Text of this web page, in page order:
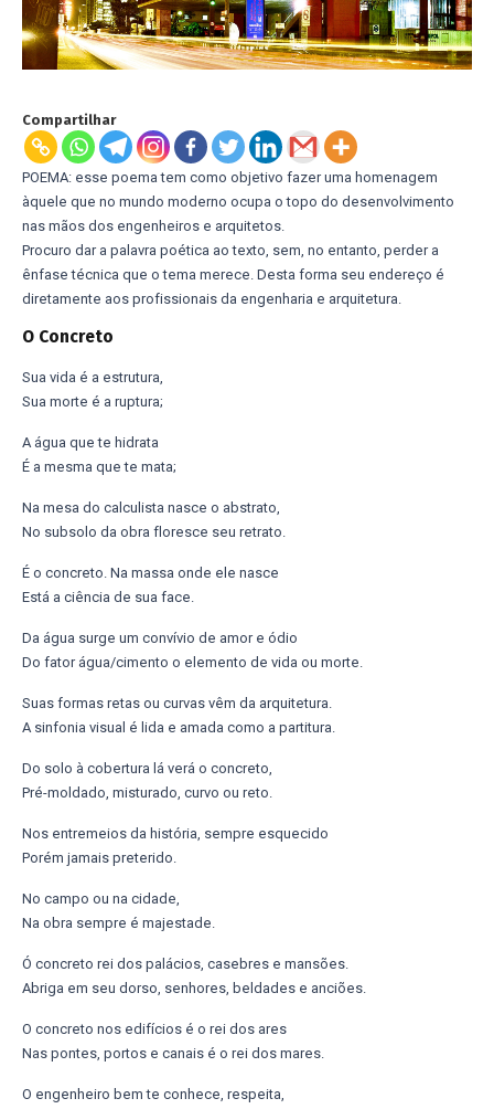
Compartilhar
POEMA: esse poema tem como objetivo fazer uma homenagem
àquele que no mundo moderno ocupa o topo do desenvolvimento
nas mãos dos engenheiros e arquitetos.
Procuro dar a palavra poética ao texto, sem, no entanto, perder a
ênfase técnica que o tema merece. Desta forma seu endereço é
diretamente aos profissionais da engenharia e arquitetura.
O Concreto
Sua vida é a estrutura,
Sua morte é a ruptura;
A água que te hidrata
É a mesma que te mata;
Na mesa do calculista nasce o abstrato,
No subsolo da obra floresce seu retrato.
É o concreto. Na massa onde ele nasce
Está a ciência de sua face.
Da água surge um convívio de amor e ódio
Do fator água/cimento o elemento de vida ou morte.
Suas formas retas ou curvas vêm da arquitetura.
A sinfonia visual é lida e amada como a partitura.
Do solo à cobertura lá verá o concreto,
Pré-moldado, misturado, curvo ou reto.
Nos entremeios da história, sempre esquecido
Porém jamais preterido.
No campo ou na cidade,
Na obra sempre é majestade.
Ó concreto rei dos palácios, casebres e mansões.
Abriga em seu dorso, senhores, beldades e anciões.
O concreto nos edifícios é o rei dos ares
Nas pontes, portos e canais é o rei dos mares.
O engenheiro bem te conhece, respeita,